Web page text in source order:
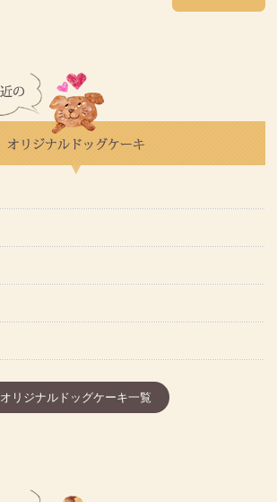
オリジナルドッグケーキ一覧